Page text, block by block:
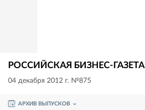
РОССИЙСКАЯ БИЗНЕС-ГАЗЕТА
04 декабря 2012 г. №875
АРХИВ ВЫПУСКОВ